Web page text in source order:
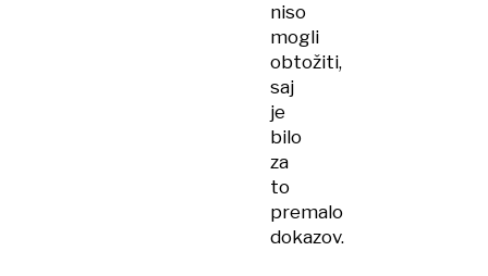
niso
mogli
obtožiti,
saj
je
bilo
za
to
premalo
dokazov.